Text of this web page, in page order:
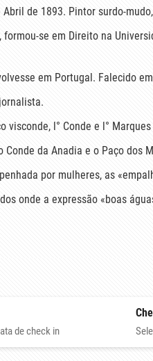
de 1893. Pintor surdo-
se em Direito na
em Portugal. Falecido
l° Conde e l°
da Anadia e o Paço dos
por mulheres, as
onde a expressão «boas
de check in